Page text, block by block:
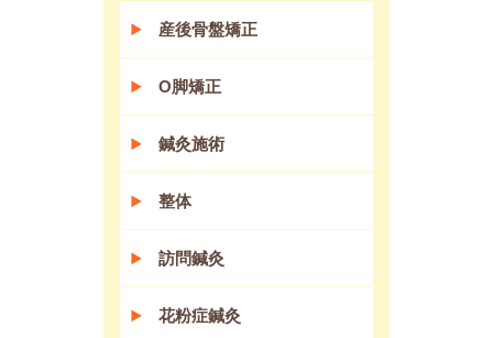
産後骨盤矯正
O脚矯正
鍼灸施術
整体
訪問鍼灸
花粉症鍼灸